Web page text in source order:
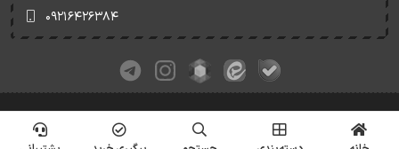
۰۹۲۱۶۴۲۶۳۸۴